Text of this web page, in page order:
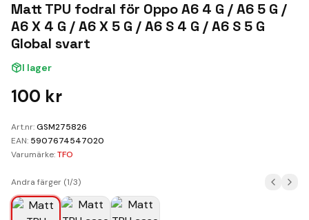
Kundvagn
Boka Reparation
Matt TPU fodral för Oppo A6 4 G / A6 5 G /
A6 X 4 G / A6 X 5 G / A6 S 4 G / A6 S 5 G
Global svart
I lager
100 kr
Art.nr:GSM275826
EAN: 5907674547020
Varumärke:TFO
Andra färger (1/3)